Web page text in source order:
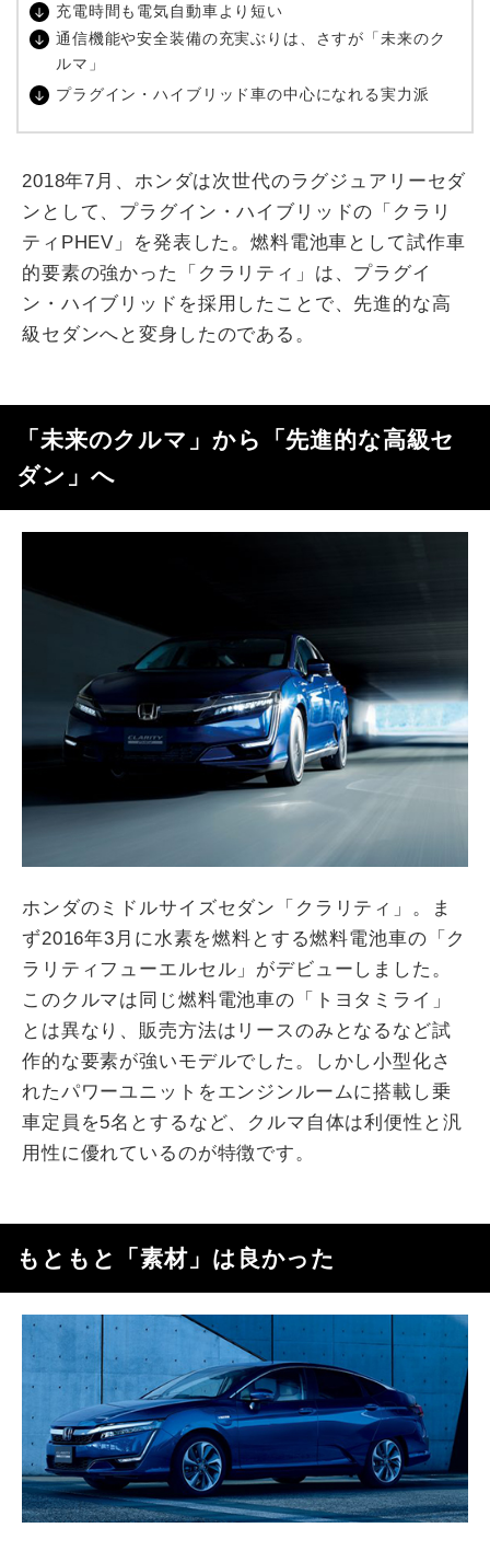
充電時間も電気自動車より短い
通信機能や安全装備の充実ぶりは、さすが「未来のク
ルマ」
プラグイン・ハイブリッド車の中心になれる実力派
2018年7月、ホンダは次世代のラグジュアリーセダ
ンとして、プラグイン・ハイブリッドの「クラリ
ティPHEV」を発表した。燃料電池車として試作車
的要素の強かった「クラリティ」は、プラグイ
ン・ハイブリッドを採用したことで、先進的な高
級セダンへと変身したのである。
「未来のクルマ」から「先進的な高級セ
ダン」へ
ホンダのミドルサイズセダン「クラリティ」。ま
ず2016年3月に水素を燃料とする燃料電池車の「ク
ラリティフューエルセル」がデビューしました。
このクルマは同じ燃料電池車の「トヨタミライ」
とは異なり、販売方法はリースのみとなるなど試
作的な要素が強いモデルでした。しかし小型化さ
れたパワーユニットをエンジンルームに搭載し乗
車定員を5名とするなど、クルマ自体は利便性と汎
用性に優れているのが特徴です。
もともと「素材」は良かった